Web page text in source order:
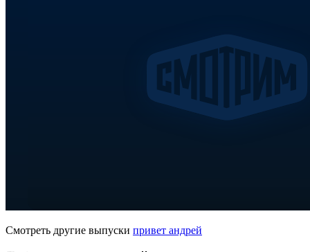
Смотреть другие выпуски привет андрей